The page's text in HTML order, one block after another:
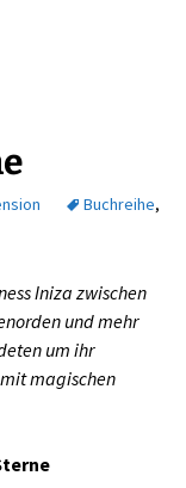
Frauen?
Buchreihe,
Iniza zwischen
und mehr
um ihr
magischen